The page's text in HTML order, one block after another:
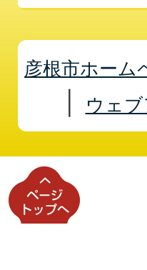
彦根市ホーム
ウェ